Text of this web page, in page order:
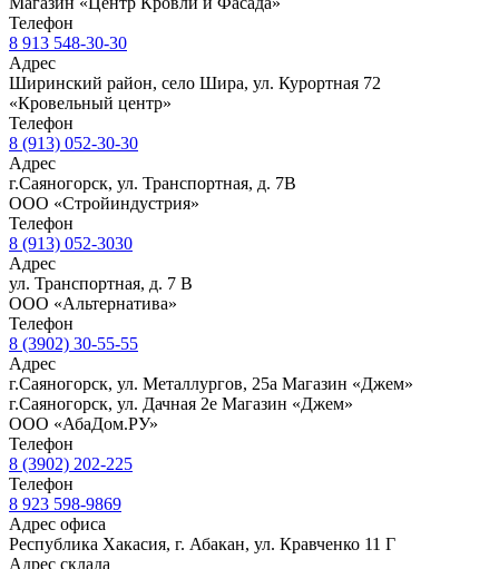
Телефон
8 913 548-30-30
Адрес
Ширинский район, село Шира, ул. Курортная 72
«Кровельный центр»
Телефон
8 (913) 052-30-30
Адрес
г.Саяногорск, ул. Транспортная, д. 7В
ООО «Стройиндустрия»
Телефон
8 (913) 052-3030
Адрес
ул. Транспортная, д. 7 В
ООО «Альтернатива»
Телефон
8 (3902) 30-55-55
Адрес
г.Саяногорск, ул. Металлургов, 25а Магазин «Джем»
г.Саяногорск, ул. Дачная 2е Магазин «Джем»
ООО «АбаДом.РУ»
Телефон
8 (3902) 202-225
Телефон
8 923 598-9869
Адрес офиса
Республика Хакасия, г. Абакан, ул. Кравченко 11 Г
Адрес склада